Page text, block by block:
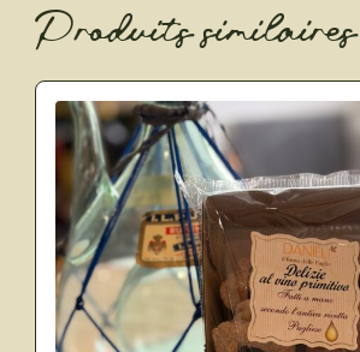
Produits similaires